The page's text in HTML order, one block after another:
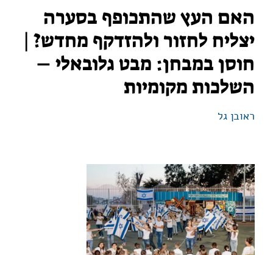
האם העץ שהתכופף בסערה
יצליח לחזור ולהזדקף מחדש? |
חוסן במבחן: מבט גלובאלי –
השלכות מקומיות
ראובן גל